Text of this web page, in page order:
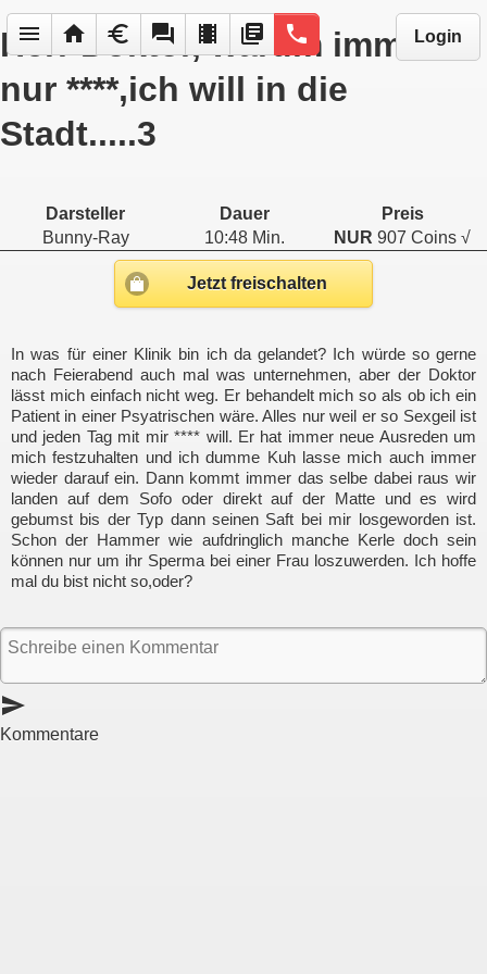
menu home euro forum local_movies library_books phone Login
Herr Doktor, warum immer
nur ****,ich will in die
Stadt.....3
Darsteller Dauer
Preis
Bunny-Ray
10:48 Min. NUR 907 Coins √
Jetzt freischalten
In was für einer Klinik bin ich da gelandet? Ich würde so gerne
nach Feierabend auch mal was unternehmen, aber der Doktor
lässt mich einfach nicht weg. Er behandelt mich so als ob ich ein
Patient in einer Psyatrischen wäre. Alles nur weil er so Sexgeil ist
und jeden Tag mit mir **** will. Er hat immer neue Ausreden um
mich festzuhalten und ich dumme Kuh lasse mich auch immer
wieder darauf ein. Dann kommt immer das selbe dabei raus wir
landen auf dem Sofo oder direkt auf der Matte und es wird
gebumst bis der Typ dann seinen Saft bei mir losgeworden ist.
Schon der Hammer wie aufdringlich manche Kerle doch sein
können nur um ihr Sperma bei einer Frau loszuwerden. Ich hoffe
mal du bist nicht so,oder?
send
Kommentare